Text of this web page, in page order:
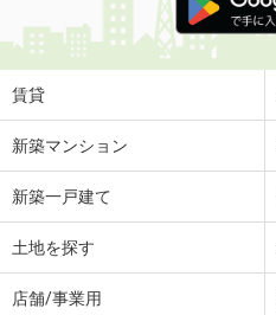
賃貸
新築マンション
新築一戸建て
土地を探す
店舗/事業用